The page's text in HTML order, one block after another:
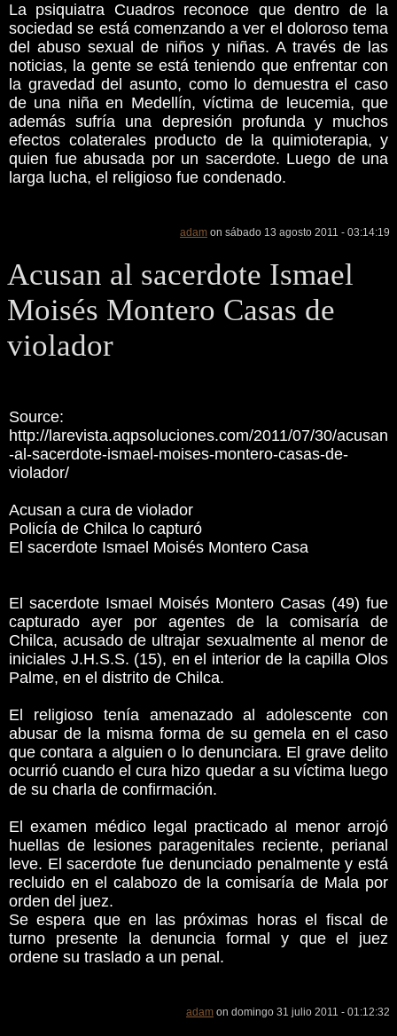
La psiquiatra Cuadros reconoce que dentro de la
sociedad se está comenzando a ver el doloroso tema
del abuso sexual de niños y niñas. A través de las
noticias, la gente se está teniendo que enfrentar con
la gravedad del asunto, como lo demuestra el caso
de una niña en Medellín, víctima de leucemia, que
además sufría una depresión profunda y muchos
efectos colaterales producto de la quimioterapia, y
quien fue abusada por un sacerdote. Luego de una
larga lucha, el religioso fue condenado.
adam on sábado 13 agosto 2011 - 03:14:19
Acusan al sacerdote Ismael
Moisés Montero Casas de
violador
Source:
http://larevista.aqpsoluciones.com/2011/07/30/acusan
-al-sacerdote-ismael-moises-montero-casas-de-
violador/
Acusan a cura de violador
Policía de Chilca lo capturó
El sacerdote Ismael Moisés Montero Casa
El sacerdote Ismael Moisés Montero Casas (49) fue
capturado ayer por agentes de la comisaría de
Chilca, acusado de ultrajar sexualmente al menor de
iniciales J.H.S.S. (15), en el interior de la capilla Olos
Palme, en el distrito de Chilca.
El religioso tenía amenazado al adolescente con
abusar de la misma forma de su gemela en el caso
que contara a alguien o lo denunciara. El grave delito
ocurrió cuando el cura hizo quedar a su víctima luego
de su charla de confirmación.
El examen médico legal practicado al menor arrojó
huellas de lesiones paragenitales reciente, perianal
leve. El sacerdote fue denunciado penalmente y está
recluido en el calabozo de la comisaría de Mala por
orden del juez.
Se espera que en las próximas horas el fiscal de
turno presente la denuncia formal y que el juez
ordene su traslado a un penal.
adam on domingo 31 julio 2011 - 01:12:32